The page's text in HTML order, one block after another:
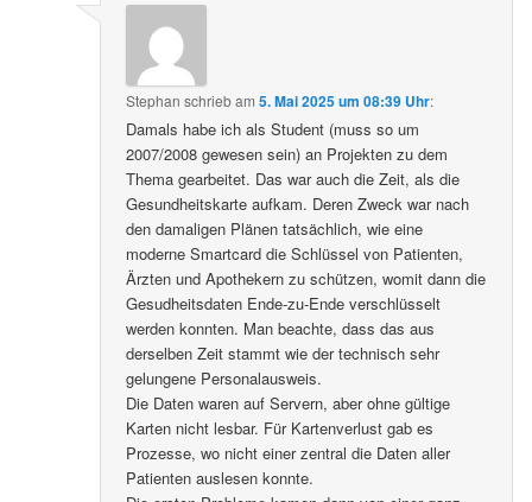
Stephan schriebam5. Mai 2025 um 08:39 Uhr:
Damals habe ich als Student (muss so um
2007/2008 gewesen sein) an Projekten zu dem
Thema gearbeitet. Das war auch die Zeit, als die
Gesundheitskarte aufkam. Deren Zweck war nach
den damaligen Plänen tatsächlich, wie eine
moderne Smartcard die Schlüssel von Patienten,
Ärzten und Apothekern zu schützen, womit dann die
Gesudheitsdaten Ende-zu-Ende verschlüsselt
werden konnten. Man beachte, dass das aus
derselben Zeit stammt wie der technisch sehr
gelungene Personalausweis.
Die Daten waren auf Servern, aber ohne gültige
Karten nicht lesbar. Für Kartenverlust gab es
Prozesse, wo nicht einer zentral die Daten aller
Patienten auslesen konnte.